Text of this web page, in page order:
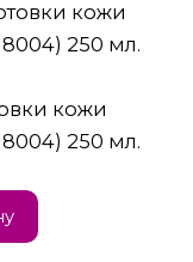
кожи
250 мл.